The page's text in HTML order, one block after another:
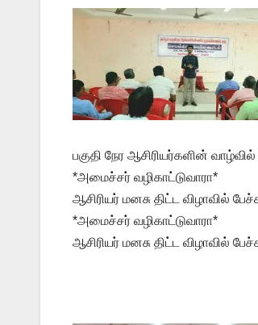
பகுதி நேர ஆசிரியர்களின்
*அமைச்சர் வழிகாட்டுவாரா*
ஆசிரியர் மனசு திட்ட விழாவில்
*அமைச்சர் வழிகாட்டுவாரா*
ஆசிரியர் மனசு திட்ட விழாவில்